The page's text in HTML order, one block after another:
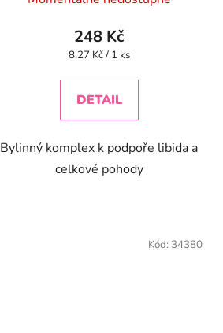
248 Kč
Měrná
8,27 Kč / 1 ks
DETAIL
Bylinný komplex k podpoře libida a
celkové pohody
Kód: 34380